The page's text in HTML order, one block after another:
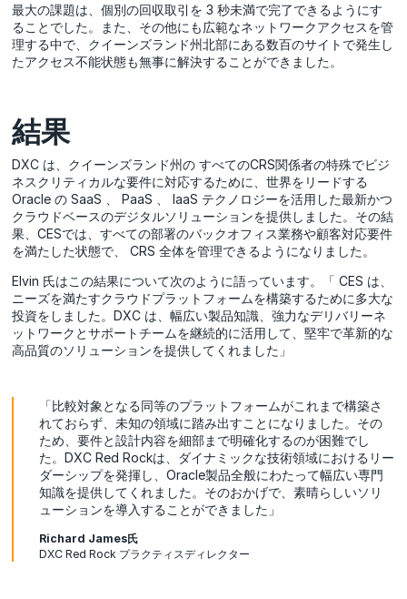
最大の課題は、個別の回収取引を 3 秒未満で完了できるようにす
ることでした。また、その他にも広範なネットワークアクセスを管
理する中で、クイーンズランド州北部にある数百のサイトで発生し
たアクセス不能状態も無事に解決することができました。
結果
DXC は、クイーンズランド州の すべてのCRS関係者の特殊でビジ
ネスクリティカルな要件に対応するために、世界をリードする
Oracle の SaaS 、 PaaS 、 IaaS テクノロジーを活用した最新かつ
クラウドベースのデジタルソリューションを提供しました。その結
果、CESでは、すべての部署のバックオフィス業務や顧客対応要件
を満たした状態で、 CRS 全体を管理できるようになりました。
Elvin 氏はこの結果について次のように語っています。「 CES は、
ニーズを満たすクラウドプラットフォームを構築するために多大な
投資をしました。DXC は、幅広い製品知識、強力なデリバリーネ
ットワークとサポートチームを継続的に活用して、堅牢で革新的な
高品質のソリューションを提供してくれました」
「比較対象となる同等のプラットフォームがこれまで構築さ
れておらず、未知の領域に踏み出すことになりました。その
ため、要件と設計内容を細部まで明確化するのが困難でし
た。DXC Red Rockは、ダイナミックな技術領域におけるリー
ダーシップを発揮し、Oracle製品全般にわたって幅広い専門
知識を提供してくれました。そのおかげで、素晴らしいソリ
ューションを導入することができました」
Richard James氏
DXC Red Rock プラクティスディレクター